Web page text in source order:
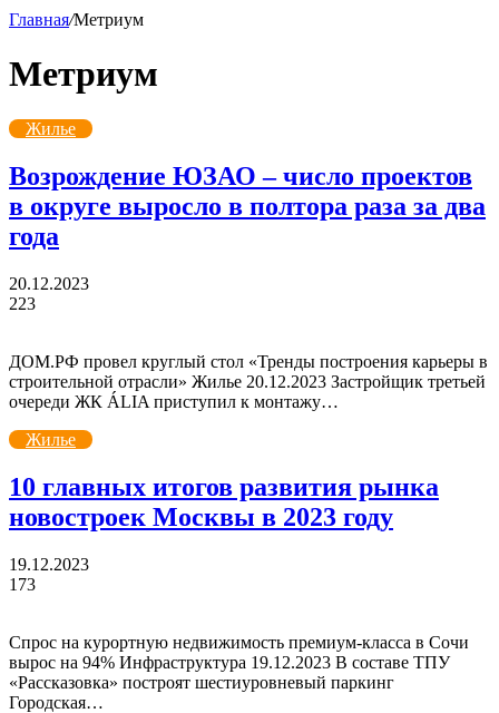
Главная/Метриум
Метриум
Жилье
Возрождение ЮЗАО – число проектов
в округе выросло в полтора раза за два
года
20.12.2023
223
ДОМ.РФ провел круглый стол «Тренды построения карьеры в
строительной отрасли» Жилье 20.12.2023 Застройщик третьей
очереди ЖК ÁLIA приступил к монтажу…
Жилье
10 главных итогов развития рынка
новостроек Москвы в 2023 году
19.12.2023
173
Спрос на курортную недвижимость премиум-класса в Сочи
вырос на 94% Инфраструктура 19.12.2023 В составе ТПУ
«Рассказовка» построят шестиуровневый паркинг
Городская…